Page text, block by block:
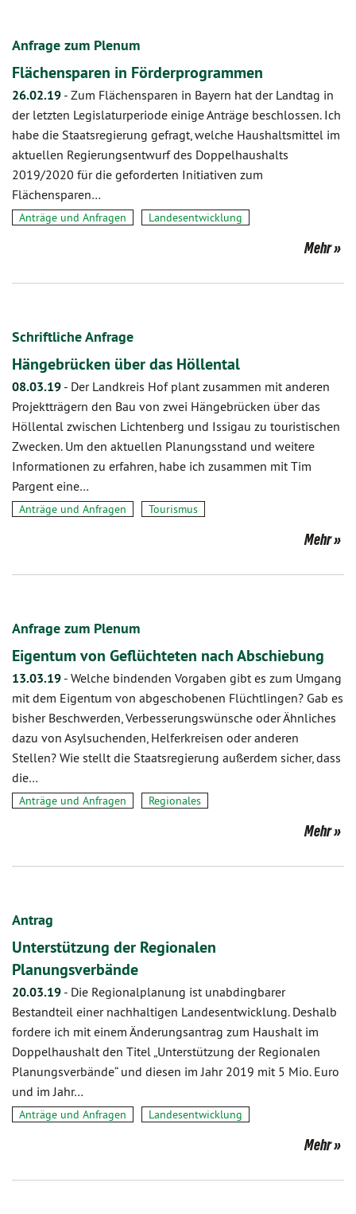
Anfrage zum Plenum
Flächensparen in Förderprogrammen
26.02.19 - Zum Flächensparen in Bayern hat der Landtag in
der letzten Legislaturperiode einige Anträge beschlossen. Ich
habe die Staatsregierung gefragt, welche Haushaltsmittel im
aktuellen Regierungsentwurf des Doppelhaushalts
2019/2020 für die geforderten Initiativen zum
Flächensparen…
Anträge und Anfragen Landesentwicklung
Mehr
Schriftliche Anfrage
Hängebrücken über das Höllental
08.03.19 - Der Landkreis Hof plant zusammen mit anderen
Projektträgern den Bau von zwei Hängebrücken über das
Höllental zwischen Lichtenberg und Issigau zu touristischen
Zwecken. Um den aktuellen Planungsstand und weitere
Informationen zu erfahren, habe ich zusammen mit Tim
Pargent eine…
Anträge und Anfragen Tourismus
Mehr
Anfrage zum Plenum
Eigentum von Geflüchteten nach Abschiebung
13.03.19 - Welche bindenden Vorgaben gibt es zum Umgang
mit dem Eigentum von abgeschobenen Flüchtlingen? Gab es
bisher Beschwerden, Verbesserungswünsche oder Ähnliches
dazu von Asylsuchenden, Helferkreisen oder anderen
Stellen? Wie stellt die Staatsregierung außerdem sicher, dass
die…
Anträge und Anfragen Regionales
Mehr
Antrag
Unterstützung der Regionalen
Planungsverbände
20.03.19 - Die Regionalplanung ist unabdingbarer
Bestandteil einer nachhaltigen Landesentwicklung. Deshalb
fordere ich mit einem Änderungsantrag zum Haushalt im
Doppelhaushalt den Titel „Unterstützung der Regionalen
Planungsverbände“ und diesen im Jahr 2019 mit 5 Mio. Euro
und im Jahr…
Anträge und Anfragen Landesentwicklung
Mehr